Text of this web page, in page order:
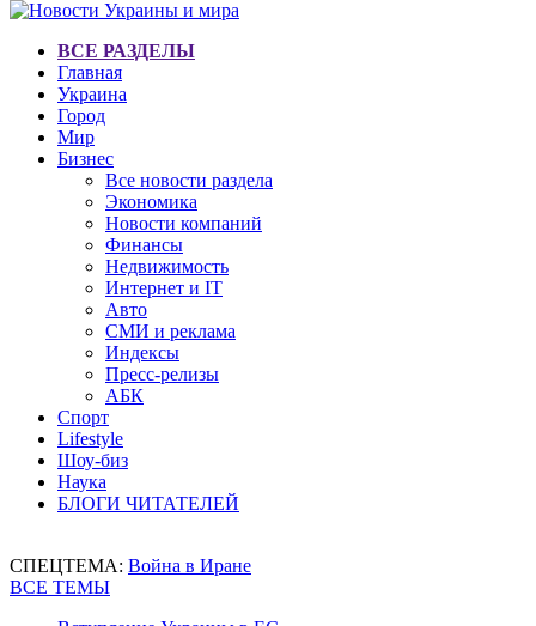
ВСЕ РАЗДЕЛЫ
Главная
Украина
Город
Мир
Бизнес
Все новости раздела
Экономика
Новости компаний
Финансы
Недвижимость
Интернет и IT
Авто
СМИ и реклама
Индексы
Пресс-релизы
АБК
Спорт
Lifestyle
Шоу-биз
Наука
БЛОГИ ЧИТАТЕЛЕЙ
СПЕЦТЕМА: Война в Иране
ВСЕ ТЕМЫ